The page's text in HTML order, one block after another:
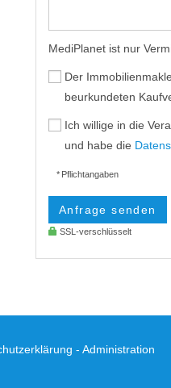
MediPlanet ist nur
Der
beurkundeten
Ich willige in die
und habe die
* Pflichtangaben
Anfrage senden
SSL-verschlüsselt
- Administration